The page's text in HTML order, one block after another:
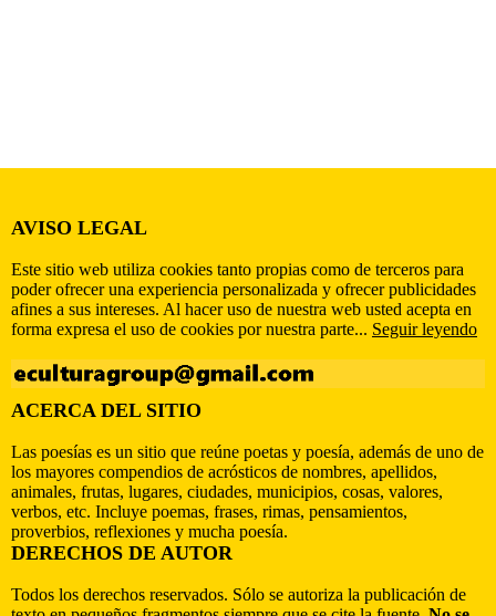
AVISO LEGAL
Este sitio web utiliza cookies tanto propias como de terceros para
poder ofrecer una experiencia personalizada y ofrecer publicidades
afines a sus intereses. Al hacer uso de nuestra web usted acepta en
forma expresa el uso de cookies por nuestra parte... Seguir leyendo
ACERCA DEL SITIO
Las poesías es un sitio que reúne poetas y poesía, además de uno de
los mayores compendios de acrósticos de nombres, apellidos,
animales, frutas, lugares, ciudades, municipios, cosas, valores,
verbos, etc. Incluye poemas, frases, rimas, pensamientos,
proverbios, reflexiones y mucha poesía.
DERECHOS DE AUTOR
Todos los derechos reservados. Sólo se autoriza la publicación de